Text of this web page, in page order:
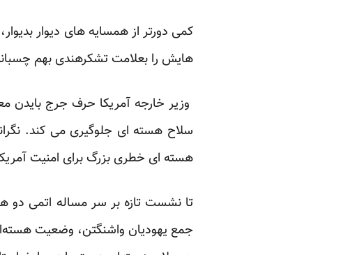
کمی دورتر از همسایه های دیوار
هایش را بعلامت تشکرهندی بهم
وزیر خارجه آمریکا حرف جرج بایدن
سلاح هسته ای جلوگیری می کند.
هسته ای خطری بزرگ برای امنیت
تا نشست تازه بر سر مساله اتمی دو
جمع یهودیان واشنگتن، وضعیت